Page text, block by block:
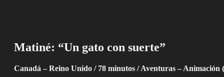
Matiné: “Un gato con suerte”
Canadá – Reino Unido / 78 minutos / Aventuras – Animación